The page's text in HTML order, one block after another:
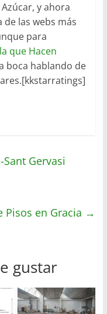
y ahora
las webs más
para
que Hacen
boca hablando de
Gervasi
Pisos en Gracia →
gustar